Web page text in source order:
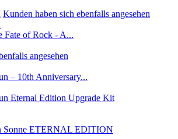
Kunden haben sich ebenfalls angesehen
of Rock - A...
angesehen
– 10th Anniversary...